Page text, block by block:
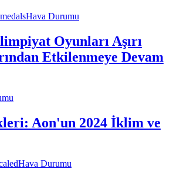
Hava Durumu
Oyunları Aşırı
Etkilenmeye Devam
Aon'un 2024 İklim ve
Hava Durumu